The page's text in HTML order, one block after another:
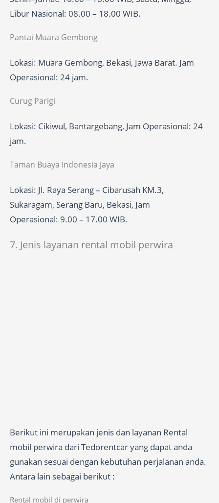
Libur Nasional: 08.00 – 18.00 WIB.
Pantai Muara Gembong
Lokasi: Muara Gembong, Bekasi, Jawa Barat. Jam
Operasional: 24 jam.
Curug Parigi
Lokasi: Cikiwul, Bantargebang, Jam Operasional: 24
jam.
Taman Buaya Indonesia Jaya
Lokasi: Jl. Raya Serang – Cibarusah KM.3,
Sukaragam, Serang Baru, Bekasi, Jam
Operasional: 9.00 – 17.00 WIB.
7. Jenis layanan rental mobil perwira
Berikut ini merupakan jenis dan layanan Rental
mobil perwira dari Tedorentcar yang dapat anda
gunakan sesuai dengan kebutuhan perjalanan anda.
Antara lain sebagai berikut :
Rental mobil di perwira